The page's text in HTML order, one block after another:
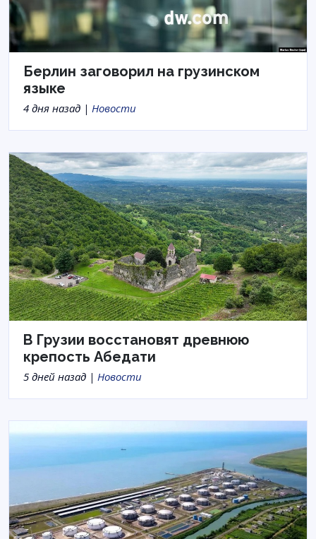
Берлин заговорил на грузинском
языке
4 дня назад | Новости
В Грузии восстановят древнюю
крепость Абедати
5 дней назад | Новости